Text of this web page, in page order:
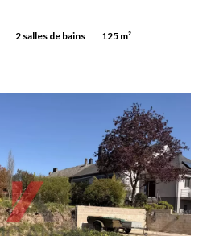
2 salles de bains 125 m²